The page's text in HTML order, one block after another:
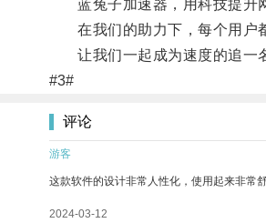
蓝兔子加速器，用科技提升网
在我们的助力下，每个用户都
让我们一起成为速度的追一名
#3#
评论
游客
这款软件的设计非常人性化，使用起来非常舒
2024-03-12